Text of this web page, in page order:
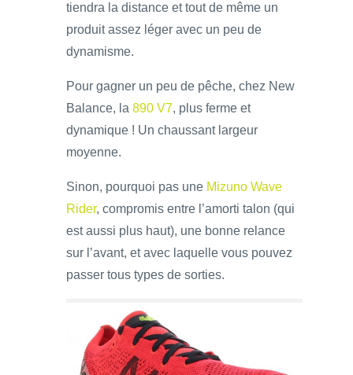
tiendra la distance et tout de même un
produit assez léger avec un peu de
dynamisme.
Pour gagner un peu de pêche, chez New
Balance, la 890 V7, plus ferme et
dynamique ! Un chaussant largeur
moyenne.
Sinon, pourquoi pas une Mizuno Wave
Rider, compromis entre l’amorti talon (qui
est aussi plus haut), une bonne relance
sur l’avant, et avec laquelle vous pouvez
passer tous types de sorties.